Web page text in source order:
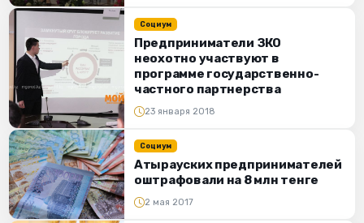
Социум
Предприниматели ЗКО
неохотно участвуют в
программе государственно-
частного партнерства
23 января 2018
Социум
Атырауских предпринимателей
оштрафовали на 8 млн тенге
2 мая 2017